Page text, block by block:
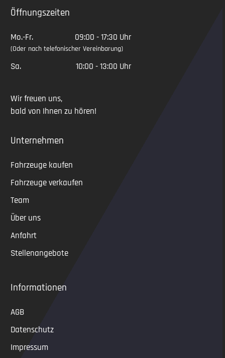
Öffnungszeiten
Mo.-Fr. 09:00 - 17:30 Uhr
(Oder nach telefonischer Vereinbarung)
Sa. 10:00 - 13:00 Uhr
Wir freuen uns,
bald von Ihnen zu hören!
Unternehmen
Fahrzeuge kaufen
Fahrzeuge verkaufen
Team
Über uns
Anfahrt
Stellenangebote
Informationen
AGB
Datenschutz
Impressum